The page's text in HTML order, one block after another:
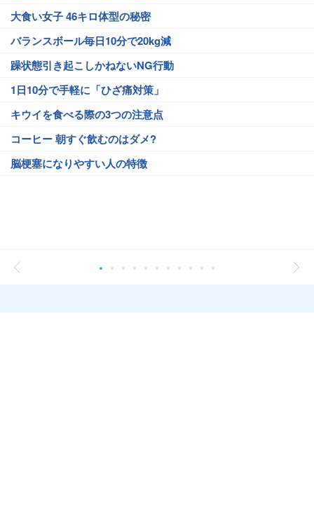
大食い女子 46キロ体型の秘密
バランスボール毎日10分で20kg減
躁状態引き起こしかねないNG行動
1日10分で手軽に「ひざ痛対策」
キウイを食べる際の3つの注意点
コーヒー 朝すぐ飲むのはダメ?
脳梗塞になりやすい人の特徴